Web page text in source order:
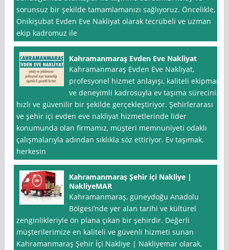
sorunsuz bir şekilde tamamlamanızı sağlıyoruz. Öncelikle,
Onikişubat Evden Eve Nakliyat olarak tecrübeli ve uzman
ekip kadromuz ile
Kahramanmaraş Evden Eve Nakliyat
Kahramanmaraş Evden Eve Nakliyat,
profesyonel hizmet anlayışı, kaliteli ekipman
ve deneyimli kadrosuyla ev taşıma sürecinizi
hızlı ve güvenilir bir şekilde gerçekleştiriyor. Şehirlerarası
ve şehir içi evden eve nakliyat hizmetlerinde lider
konumunda olan firmamız, müşteri memnuniyeti odaklı
çalışmalarıyla adından sıklıkla söz ettiriyor. Ev taşımak,
herkesin
Kahramanmaraş Şehir içi Nakliye |
NakliyeMAR
Kahramanmaraş, güneydoğu Anadolu
Bölgesi’nde yer alan tarihi ve kültürel
zenginlikleriyle ön plana çıkan bir şehirdir. Değerli
müşterilerimize en kaliteli ve güvenli hizmeti sunan
Kahramanmaraş Şehir İçi Nakliye | Nakliyemar olarak,